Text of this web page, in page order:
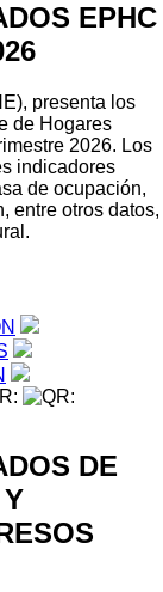
EPHC
presenta los
de Hogares
2026. Los
indicadores
de ocupación,
entre otros datos,
DE